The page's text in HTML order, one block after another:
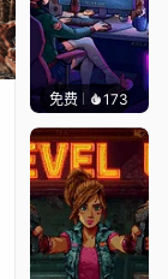
免费 173